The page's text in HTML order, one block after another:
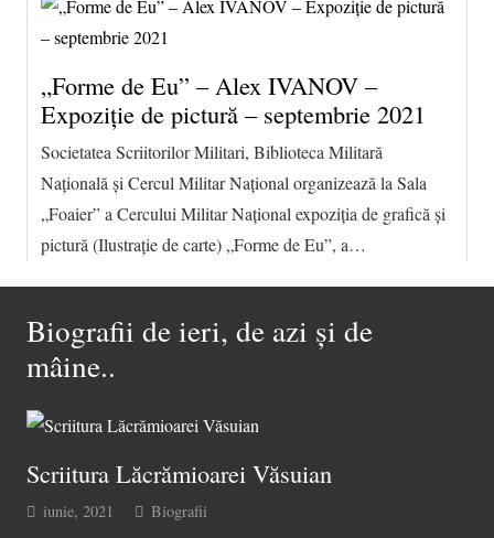
„Forme de Eu” – Alex IVANOV –
Expoziție de pictură – septembrie 2021
Societatea Scriitorilor Militari, Biblioteca Militară
Națională și Cercul Militar Național organizează la Sala
„Foaier” a Cercului Militar Național expoziția de grafică și
pictură (Ilustrație de carte) „Forme de Eu”, a…
Biografii de ieri, de azi şi de
mâine..
Scriitura Lăcrămioarei Văsuian
iunie, 2021 Biografii